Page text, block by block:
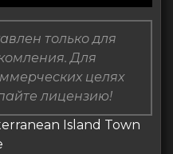
только для
Для
целях
лицензию!
Island Town